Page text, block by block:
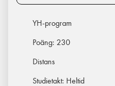
YH-program
Poäng: 230
Distans
Studietakt: Heltid